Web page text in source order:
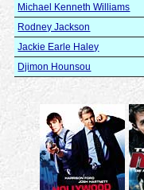
Michael Kenneth Williams
Rodney Jackson
Jackie Earle Haley
Djimon Hounsou